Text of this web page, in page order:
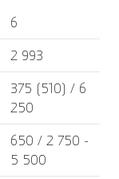
6
2 993
375 (510) / 6
250
650 / 2 750 -
5 500